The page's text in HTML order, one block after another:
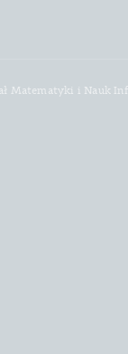
Matematyki i Nauk